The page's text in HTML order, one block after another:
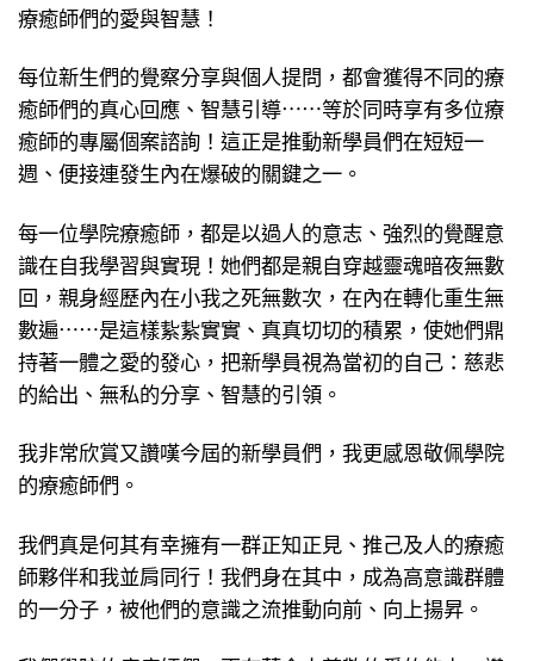
療癒師們的愛與智慧！
每位新生們的覺察分享與個人提問，都會獲得不同的療
癒師們的真心回應、智慧引導⋯⋯等於同時享有多位療
癒師的專屬個案諮詢！這正是推動新學員們在短短一
週、便接連發生內在爆破的關鍵之一。
每一位學院療癒師，都是以過人的意志、強烈的覺醒意
識在自我學習與實現！她們都是親自穿越靈魂暗夜無數
回，親身經歷內在小我之死無數次，在內在轉化重生無
數遍⋯⋯是這樣紥紥實實、真真切切的積累，使她們鼎
持著一體之愛的發心，把新學員視為當初的自己：慈悲
的給出、無私的分享、智慧的引領。
我非常欣賞又讚嘆今屆的新學員們，我更感恩敬佩學院
的療癒師們。
我們真是何其有幸擁有一群正知正見、推己及人的療癒
師夥伴和我並肩同行！我們身在其中，成為高意識群體
的一分子，被他們的意識之流推動向前、向上揚昇。